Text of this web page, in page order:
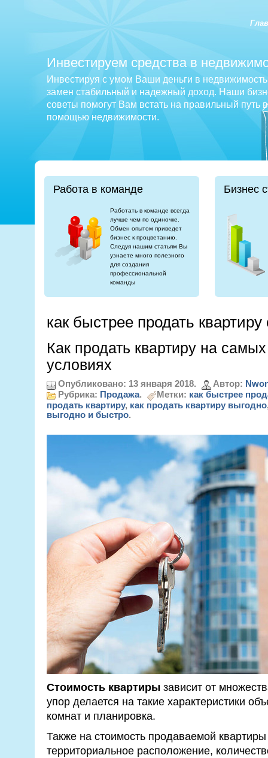
Инвестируем средства в
Инвестируя с умом Ваши деньги в
замен стабильный и надежный доход. Наши
советы помогут Вам встать на правильный путь
помощью недвижимости.
Работа в команде
Работать в команде всегда
лучше чем по одиночке.
Обмен опытом приведет
бизнес к процветанию.
Следуя нашим статьям Вы
узнаете много полезного
для создания
профессиональной
команды
Бизнес
как быстрее продать квартиру
Как продать квартиру на
условиях
Опубликовано: 13 января 2018. Автор:
Рубрика: Продажа. Метки: как быстрее
продать квартиру, как продать квартиру выгодно
выгодно и быстро.
Стоимость квартирызависит от
упор делается на такие характеристики
комнат и планировка.
Также на стоимость продаваемой квартиры
территориальное расположение,